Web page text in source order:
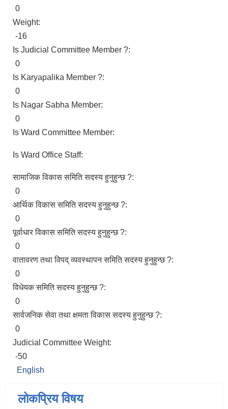
0
Weight:
-16
Is Judicial Committee Member ?:
0
Is Karyapalika Member ?:
0
Is Nagar Sabha Member:
0
Is Ward Committee Member:
Is Ward Office Staff:
सामाजिक विकास समिति सदस्य हुनुहुन्छ ?:
0
आर्थिक विकास समिति सदस्य हुनुहुन्छ ?:
0
पूर्वाधार विकास समिति सदस्य हुनुहुन्छ ?:
0
वातावरण तथा विपद् व्यवस्थापन समिति सदस्य हुनुहुन्छ ?:
0
विधेयक समिति सदस्य हुनुहुन्छ ?:
0
सार्वजनिक सेवा तथा क्षमता विकास सदस्य हुनुहुन्छ ?:
0
Judicial Committee Weight:
-50
English
लोकप्रिय विषय